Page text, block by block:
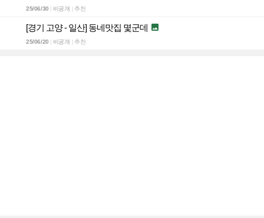
25/06/30 비공개 추천
[경기 고양 - 일산] 동네맛집 몇군데 
25/06/20 비공개 추천